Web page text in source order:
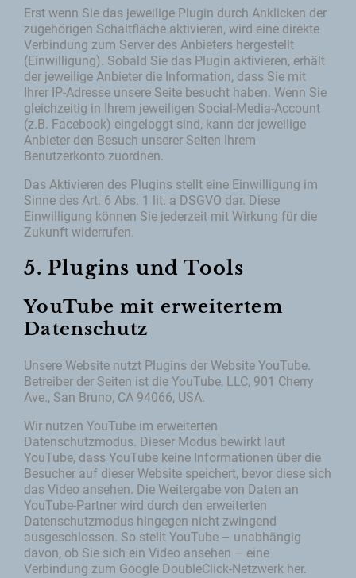
Erst wenn Sie das jeweilige Plugin durch Anklicken der
zugehörigen Schaltfläche aktivieren, wird eine direkte
Verbindung zum Server des Anbieters hergestellt
(Einwilligung). Sobald Sie das Plugin aktivieren, erhält
der jeweilige Anbieter die Information, dass Sie mit
Ihrer IP-Adresse unsere Seite besucht haben. Wenn Sie
gleichzeitig in Ihrem jeweiligen Social-Media-Account
(z.B. Facebook) eingeloggt sind, kann der jeweilige
Anbieter den Besuch unserer Seiten Ihrem
Benutzerkonto zuordnen.
Das Aktivieren des Plugins stellt eine Einwilligung im
Sinne des Art. 6 Abs. 1 lit. a DSGVO dar. Diese
Einwilligung können Sie jederzeit mit Wirkung für die
Zukunft widerrufen.
5. Plugins und Tools
YouTube mit erweitertem
Datenschutz
Unsere Website nutzt Plugins der Website YouTube.
Betreiber der Seiten ist die YouTube, LLC, 901 Cherry
Ave., San Bruno, CA 94066, USA.
Wir nutzen YouTube im erweiterten
Datenschutzmodus. Dieser Modus bewirkt laut
YouTube, dass YouTube keine Informationen über die
Besucher auf dieser Website speichert, bevor diese sich
das Video ansehen. Die Weitergabe von Daten an
YouTube-Partner wird durch den erweiterten
Datenschutzmodus hingegen nicht zwingend
ausgeschlossen. So stellt YouTube – unabhängig
davon, ob Sie sich ein Video ansehen – eine
Verbindung zum Google DoubleClick-Netzwerk her.